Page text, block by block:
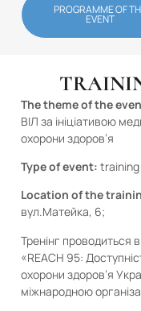
PROGRAMME OF
EVENT
The theme of the
ВІЛ за ініціативою
охорони здоров’я
Type of event: training
Location of the
вул.Матейка, 6;
Тренінг проводиться
«REACH 95:
охорони здоров’я
міжнародною